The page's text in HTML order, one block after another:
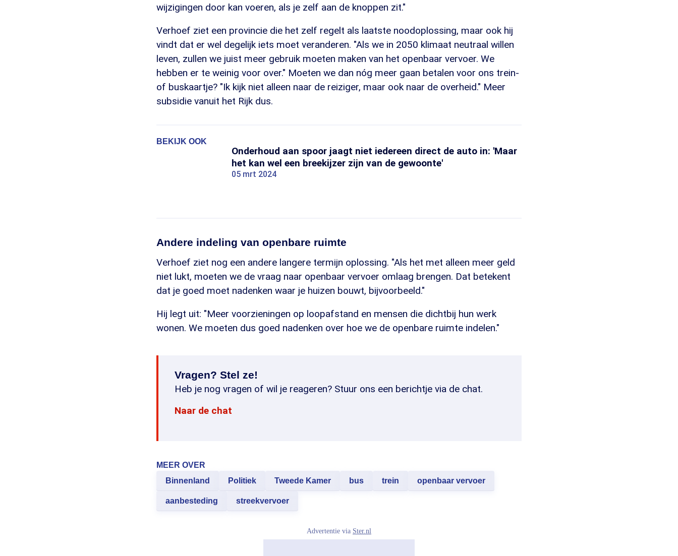
wijzigingen door kan voeren, als je zelf aan de knoppen zit."
Verhoef ziet een provincie die het zelf regelt als laatste noodoplossing, maar ook hij
vindt dat er wel degelijk iets moet veranderen. "Als we in 2050 klimaat neutraal willen
leven, zullen we juist meer gebruik moeten maken van het openbaar vervoer. We
hebben er te weinig voor over." Moeten we dan nóg meer gaan betalen voor ons trein-
of buskaartje? "Ik kijk niet alleen naar de reiziger, maar ook naar de overheid." Meer
subsidie vanuit het Rijk dus.
BEKIJK OOK
Onderhoud aan spoor jaagt niet iedereen direct de auto in: 'Maar
het kan wel een breekijzer zijn van de gewoonte'
05 mrt 2024
Andere indeling van openbare ruimte
Verhoef ziet nog een andere langere termijn oplossing. "Als het met alleen meer geld
niet lukt, moeten we de vraag naar openbaar vervoer omlaag brengen. Dat betekent
dat je goed moet nadenken waar je huizen bouwt, bijvoorbeeld."
Hij legt uit: "Meer voorzieningen op loopafstand en mensen die dichtbij hun werk
wonen. We moeten dus goed nadenken over hoe we de openbare ruimte indelen."
Vragen? Stel ze!
Heb je nog vragen of wil je reageren? Stuur ons een berichtje via de chat.
Naar de chat
MEER OVER
Binnenland
Politiek Tweede Kamer bus trein openbaar vervoer
aanbesteding streekvervoer
Advertentie via Ster.nl